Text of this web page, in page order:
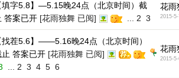
填字5.8】—5.15晚24点（北京时间）截
答案已开 [花雨独舞 已阅] 2 3
花雨
2015-5-
找茬5.6】——5.16晚24点（北京时间）
止 答案已开 [花雨独舞 已阅]
2 3 4 5 6
花雨
2015-5-